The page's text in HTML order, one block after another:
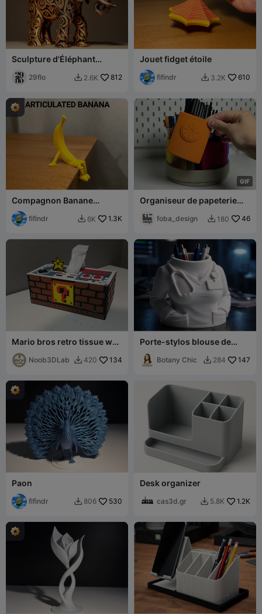
Sculpture d'Éléphant
29flo  2.6K 812
Jouet fidget étoile
fifindr  3.2K 610
Compagnon Banane
Articulé
fifindr  6K 1.3K
GIF
Organiseur de papeterie
foba_design  180 46
Mario bros retro tissue wet
wipes box dispenser
Noob3DLab  420 134
Porte-stylos blouse de
bureau médical
Botany Chic  284 147
Paon
fifindr  806 530
Desk organizer
cas3d.gr  5.8K 1.2K